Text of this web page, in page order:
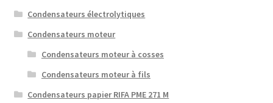
Condensateurs électrolytiques
Condensateurs moteur
Condensateurs moteur à cosses
Condensateurs moteur à fils
Condensateurs papier RIFA PME 271 M